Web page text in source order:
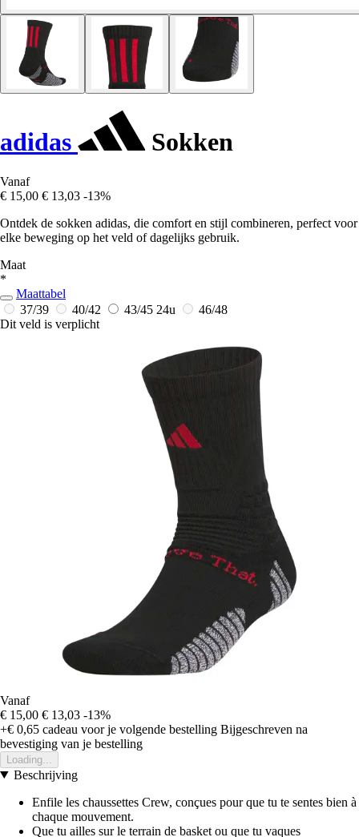
adidas Sokken
Vanaf
€ 15,00 € 13,03 -13%
Ontdek de sokken adidas, die comfort en stijl combineren, perfect voor
elke beweging op het veld of dagelijks gebruik.
Maat
*
Maattabel
37/39
40/42 43/45 24u
46/48
Dit veld is verplicht
Vanaf
€ 15,00 € 13,03 -13%
+€ 0,65 cadeau voor je volgende bestelling Bijgeschreven na
bevestiging van je bestelling
Loading...
Beschrijving
Enfile les chaussettes Crew, conçues pour que tu te sentes bien à
chaque mouvement.
Que tu ailles sur le terrain de basket ou que tu vaques